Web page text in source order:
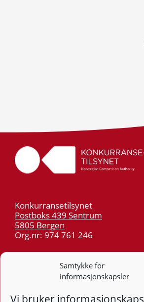
Samtykke for
informasjonskapsler
Vi bruker
Konkurransetilsynet
Postboks 439 Sentrum
5805 Bergen
Org.nr: 974 761 246
55 59 75 00
post@kt.no